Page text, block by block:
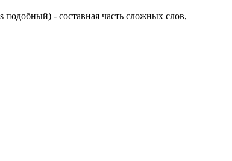
- составная часть сложных слов,